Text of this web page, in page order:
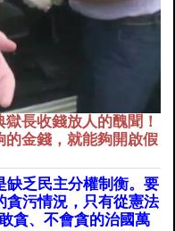
長收錢放人的醜聞！
的金錢，就能夠開啟假
缺乏民主分權制衡。要
貪污情況，只有從憲法
貪、不會貪的治國萬